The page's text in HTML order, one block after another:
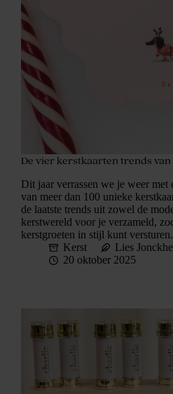
De vier kerstkaarten trends
Dit jaar verrassen we je weer met
van meer dan 100 unieke
de laatste trends uit zowel de
kerstwereld voor je verzameld,
kerstgroeten in stijl kunt
Kerst
Lies
20 oktober 2025